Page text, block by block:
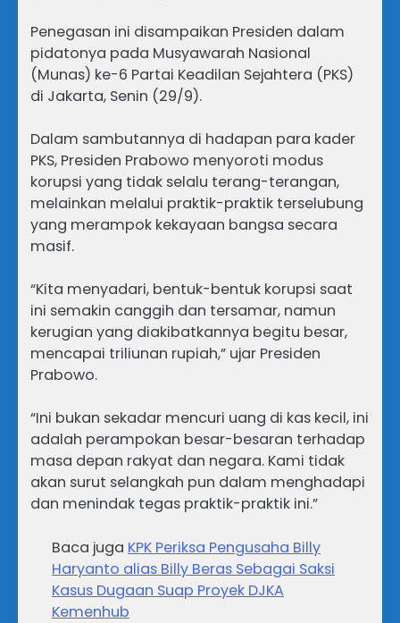
Penegasan ini disampaikan Presiden dalam
pidatonya pada Musyawarah Nasional
(Munas) ke-6 Partai Keadilan Sejahtera (PKS)
di Jakarta, Senin (29/9).
Dalam sambutannya di hadapan para kader
PKS, Presiden Prabowo menyoroti modus
korupsi yang tidak selalu terang-terangan,
melainkan melalui praktik-praktik terselubung
yang merampok kekayaan bangsa secara
masif.
“Kita menyadari, bentuk-bentuk korupsi saat
ini semakin canggih dan tersamar, namun
kerugian yang diakibatkannya begitu besar,
mencapai triliunan rupiah,” ujar Presiden
Prabowo.
“Ini bukan sekadar mencuri uang di kas kecil, ini
adalah perampokan besar-besaran terhadap
masa depan rakyat dan negara. Kami tidak
akan surut selangkah pun dalam menghadapi
dan menindak tegas praktik-praktik ini.”
Baca juga KPK Periksa Pengusaha Billy
Haryanto alias Billy Beras Sebagai Saksi
Kasus Dugaan Suap Proyek DJKA
Kemenhub